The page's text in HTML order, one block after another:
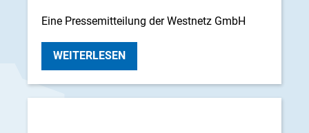
Eine Pressemitteilung der Westnetz GmbH
WEITERLESEN